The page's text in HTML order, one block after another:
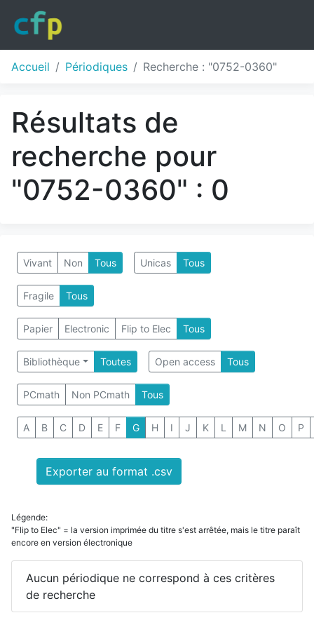
Accueil Périodiques Recherche : "0752-0360"
Résultats de
recherche pour
"0752-0360" : 0
Vivant Non Tous Unicas Tous
Fragile Tous
Papier Electronic Flip to Elec Tous
Bibliothèque Toutes Open access Tous
PCmath Non PCmath Tous
A B C D E F G H I J K L M N O P
Exporter au format .csv
Légende:
"Flip to Elec" = la version imprimée du titre s'est arrêtée, mais le titre paraît
encore en version électronique
Aucun périodique ne correspond à ces critères
de recherche